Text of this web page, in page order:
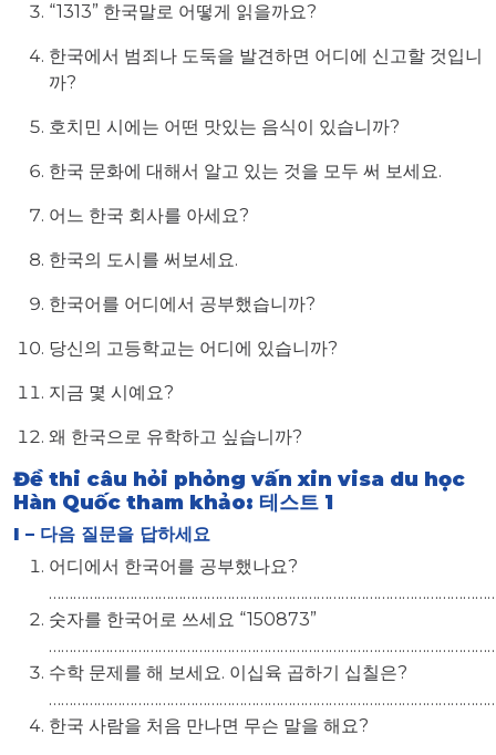
“1313” 한국말로 어떻게 읽을까요?
한국에서 범죄나 도둑을 발견하면 어디에 신고할 것입니
까?
호치민 시에는 어떤 맛있는 음식이 있습니까?
한국 문화에 대해서 알고 있는 것을 모두 써 보세요.
어느 한국 회사를 아세요?
한국의 도시를 써보세요.
한국어를 어디에서 공부했습니까?
당신의 고등학교는 어디에 있습니까?
지금 몇 시예요?
왜 한국으로 유학하고 싶습니까?
Đề thi câu hỏi phỏng vấn xin visa du học
Hàn Quốc tham khảo: 테스트 1
I – 다음 질문을 답하세요
어디에서 한국어를 공부했나요?
숫자를 한국어로 쓰세요 “150873”
수학 문제를 해 보세요. 이십육 곱하기 십칠은?
한국 사람을 처음 만나면 무슨 말을 해요?